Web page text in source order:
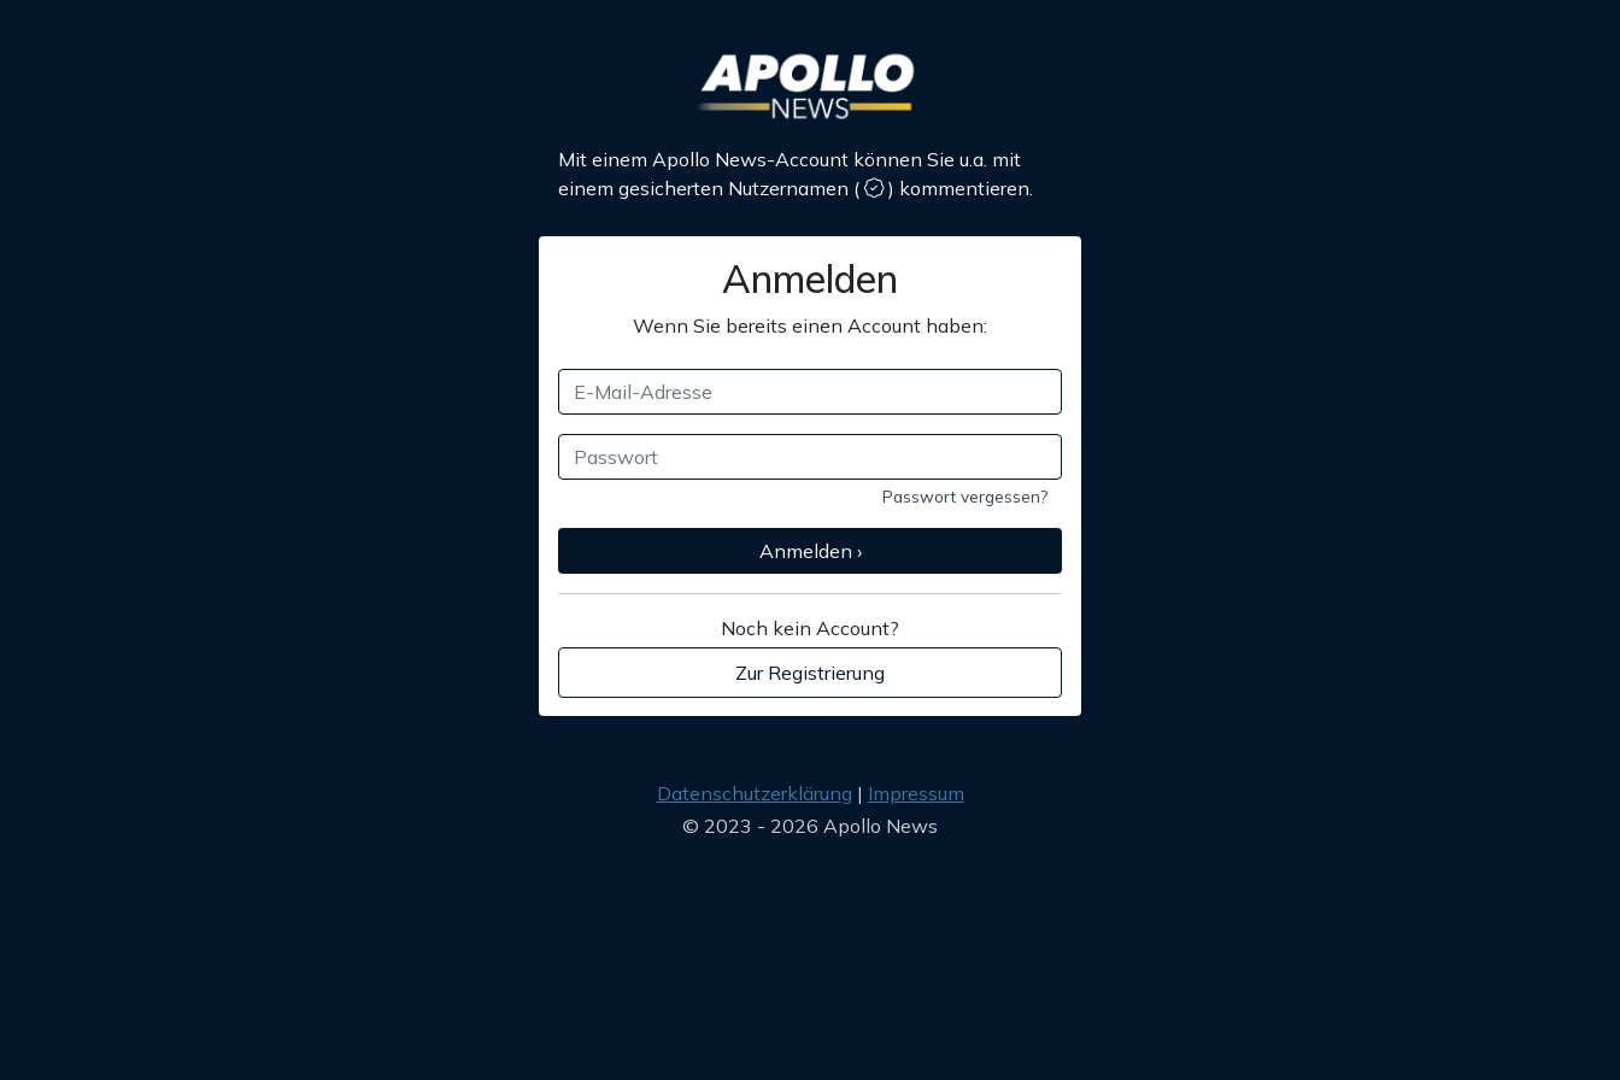
Mit einem Apollo News-Account können Sie u.a. mit
einem gesicherten Nutzernamen ( ) kommentieren.
Anmelden
Wenn Sie bereits einen Account haben:
Passwort vergessen?
Anmelden ›
Noch kein Account?
Zur Registrierung
Datenschutzerklärung
Impressum
© 2023 - 2026 Apollo News